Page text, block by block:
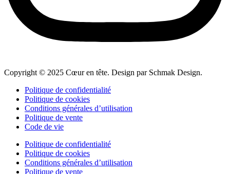
Copyright © 2025 Cœur en tête. Design par Schmak Design.
Politique de confidentialité
Politique de cookies
Conditions générales d’utilisation
Politique de vente
Code de vie
Politique de confidentialité
Politique de cookies
Conditions générales d’utilisation
Politique de vente